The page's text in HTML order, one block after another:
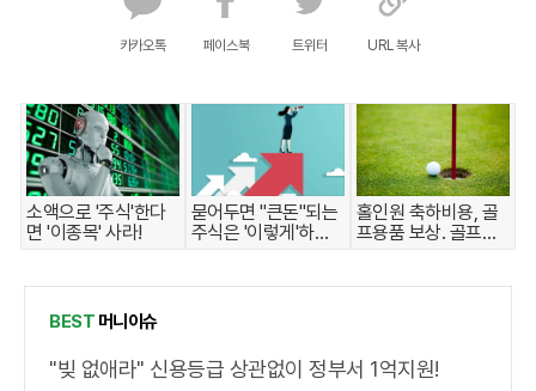
카카오톡 페이스북 트위터 URL 복사
소액으로 '주식'한다
면 '이종목' 사라!
묻어두면 "큰돈"되는
주식은 '이렇게'하면
홀인원 축하비용, 골
프용품 보상. 골프보
BEST 머니이슈
"빚 없애라" 신용등급 상관없이 정부서 1억지원!